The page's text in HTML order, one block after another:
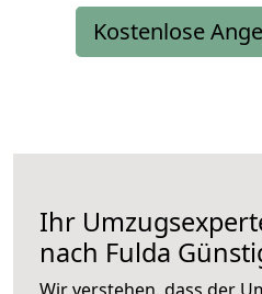
Kostenlose
Ihr
nach Fulda